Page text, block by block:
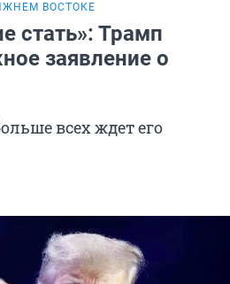
ВОСТОКЕ
стать»: Трамп
заявление о
всех ждет его